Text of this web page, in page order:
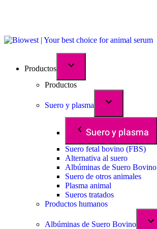
Productos
Productos
Suero y plasma
Suero y plasma
Suero fetal bovino (FBS)
Alternativa al suero
Albúminas de Suero Bovino
Suero de otros animales
Plasma animal
Sueros tratados
Productos humanos
Albúminas de Suero Bovino